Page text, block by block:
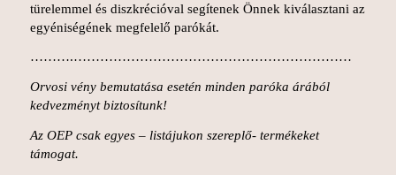
türelemmel és diszkrécióval segítenek Önnek kiválasztani az
egyéniségének megfelelő parókát.
……….………………………………………………………
Orvosi vény bemutatása esetén minden paróka árából
kedvezményt biztosítunk!
Az OEP csak egyes – listájukon szereplő- termékeket
támogat.